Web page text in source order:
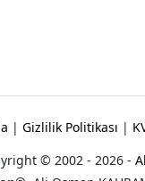
| Gizlilik Politikası |
© 2002 - 2026 -